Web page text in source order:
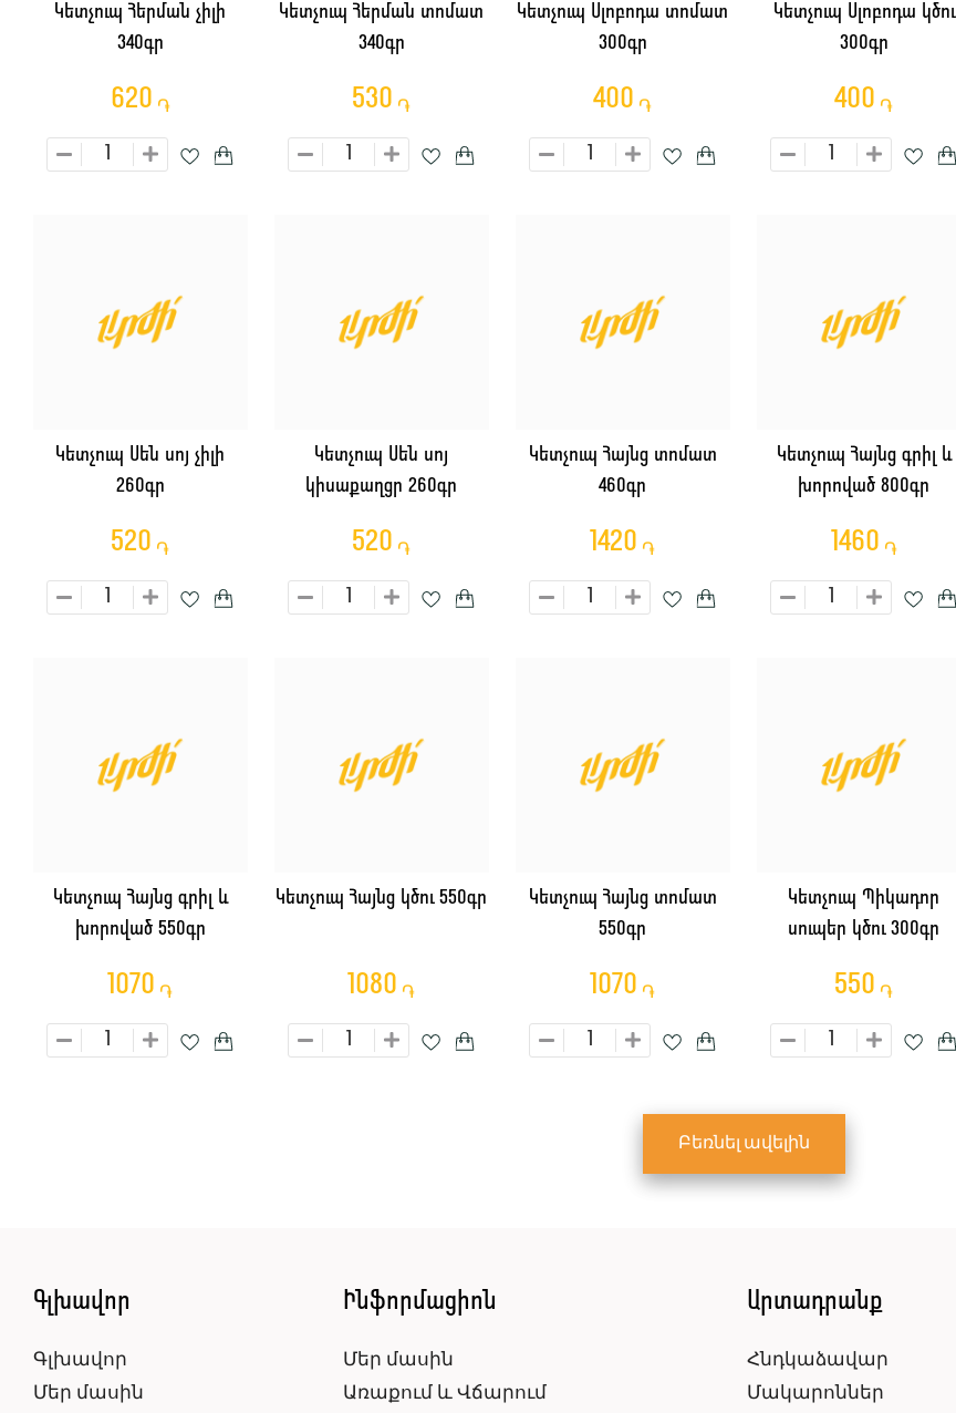
Կետչուպ Հերման չիլի
340գր
620 ֏
Կետչուպ Հերման տոմատ
340գր
530 ֏
Կետչուպ Սլոբոդա տոմատ
300գր
400 ֏
Կետչուպ Սլոբոդա կծու
300գր
400 ֏
Կետչուպ Սեն սոյ չիլի
260գր
520 ֏
Կետչուպ Սեն սոյ
կիսաքաղցր 260գր
520 ֏
Կետչուպ Հայնց տոմատ
460գր
1420 ֏
Կետչուպ Հայնց գրիլ և
խորոված 800գր
1460 ֏
Կետչուպ Հայնց գրիլ և
խորոված 550գր
1070 ֏
Կետչուպ Հայնց կծու 550գր
1080 ֏
Կետչուպ Հայնց տոմատ
550գր
1070 ֏
Կետչուպ Պիկադոր
սուպեր կծու 300գր
550 ֏
Բեռնել ավելին
Գլխավոր
Գլխավոր
Մեր մասին
Ինֆորմացիոն
Մեր մասին
Առաքում և Վճարում
Արտադրանք
Հնդկաձավար
Մակարոններ